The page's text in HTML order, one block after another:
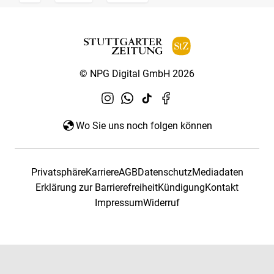
© NPG Digital GmbH 2026
Wo Sie uns noch folgen können
PrivatsphäreKarriereAGBDatenschutzMediadaten
Erklärung zur BarrierefreiheitKündigungKontakt
ImpressumWiderruf